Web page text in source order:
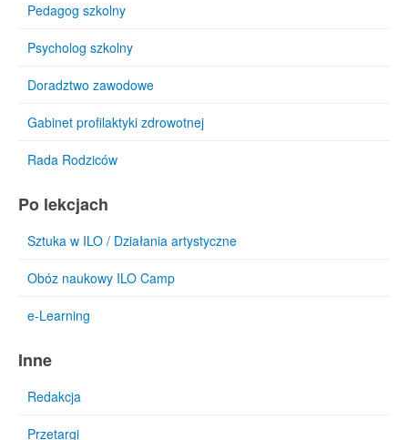
Pedagog szkolny
Psycholog szkolny
Doradztwo zawodowe
Gabinet profilaktyki zdrowotnej
Rada Rodziców
Po lekcjach
Sztuka w ILO / Działania artystyczne
Obóz naukowy ILO Camp
e-Learning
Inne
Redakcja
Przetargi